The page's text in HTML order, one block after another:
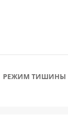
РЕЖИМ ТИШИНЫ